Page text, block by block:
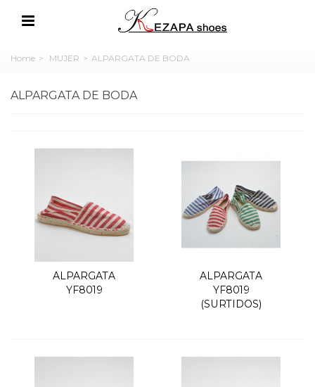
Home > MUJER > ALPARGATA DE BODA
ALPARGATA DE BODA
ALPARGATA
YF8019
ALPARGATA
YF8019
(SURTIDOS)